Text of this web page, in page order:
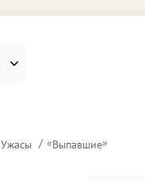
Ужасы «Выпавшие»